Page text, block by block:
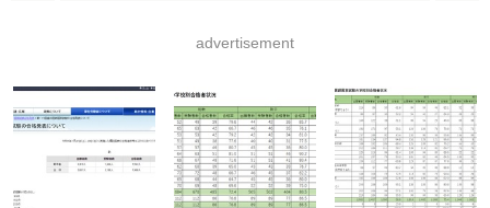
advertisement